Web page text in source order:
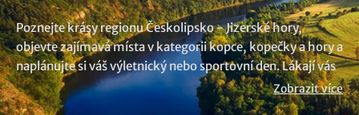
Poznejte krásy regionu Českolipsko - Jizerské hory,
objevte zajímavá místa v kategorii kopce, kopečky a hory a
naplánujte si váš výletnický nebo sportovní den. Lákají vás
aktivity v přírodě, poznávání památek, atrakce pro rodiny
s dětmi nebo jiné sportovní aktivity v kategorii kopce,
Zobrazit více